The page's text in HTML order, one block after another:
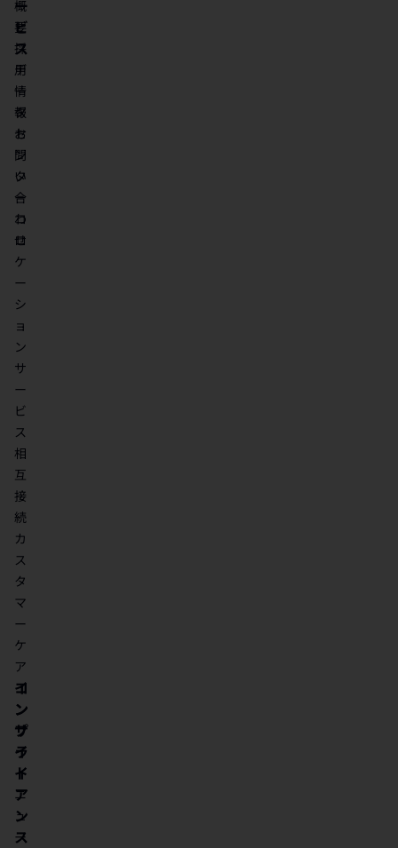
概
要
採
用
情
報
お
問
い
合
わ
せ
ー
ビ
ス
デ
ー
タ
セ
ン
タ
ー
コ
ロ
ケ
ー
シ
ョ
ン
サ
ー
ビ
ス
相
互
接
続
カ
ス
タ
マ
ー
ケ
ア
イ
ン
サ
イ
ト
ニ
ュ
ー
コ
ン
プ
ラ
イ
ア
ン
ス